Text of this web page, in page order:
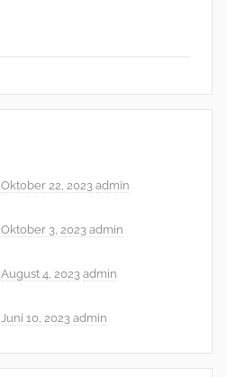
Oktober 22, 2023 admin
Oktober 3, 2023 admin
August 4, 2023 admin
Juni 10, 2023 admin